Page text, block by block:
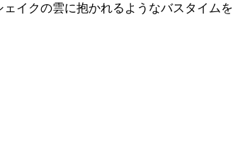
イクの雲に抱かれるようなバスタイムを